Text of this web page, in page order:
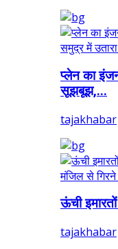
प्लेन का
सूझबूझ,...
tajakhabar
ऊंची
tajakhabar